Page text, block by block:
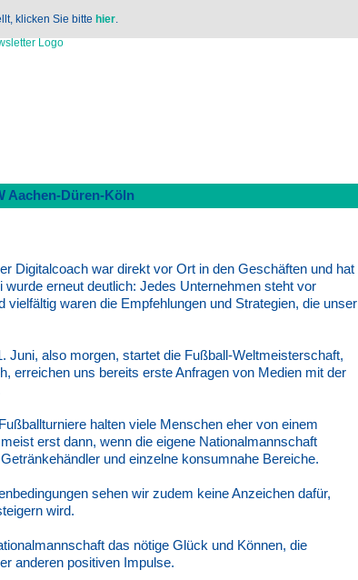
klicken Sie bitte hier.
Aachen-Düren-Köln
Digitalcoach war direkt vor Ort in den Geschäften und hat
erneut deutlich: Jedes Unternehmen steht vor
waren die Empfehlungen und Strategien, die unser
Juni, also morgen, startet die Fußball-Weltmeisterschaft,
erreichen uns bereits erste Anfragen von Medien mit der
halten viele Menschen eher von einem
erst dann, wenn die eigene Nationalmannschaft
und einzelne konsumnahe Bereiche.
sehen wir zudem keine Anzeichen dafür,
wird.
das nötige Glück und Können, die
anderen positiven Impulse.